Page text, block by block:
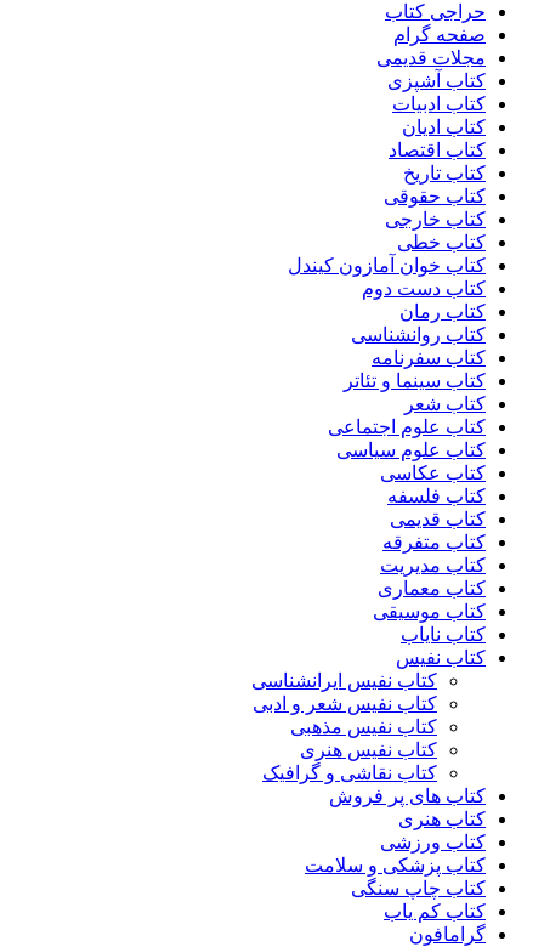
حراجی کتاب
صفحه گرام
مجلات قدیمی
کتاب آشپزی
کتاب ادبیات
کتاب ادیان
کتاب اقتصاد
کتاب تاریخ
کتاب حقوقی
کتاب خارجی
کتاب خطی
کتاب خوان آمازون کیندل
کتاب دست دوم
کتاب رمان
کتاب روانشناسی
کتاب سفرنامه
کتاب سینما و تئاتر
کتاب شعر
کتاب علوم اجتماعی
کتاب علوم سیاسی
کتاب عکاسی
کتاب فلسفه
کتاب قدیمی
کتاب متفرقه
کتاب مدیریت
کتاب معماری
کتاب موسیقی
کتاب نایاب
کتاب نفیس
کتاب نفیس ایرانشناسی
کتاب نفیس شعر و ادبی
کتاب نفیس مذهبی
کتاب نفیس هنری
کتاب نقاشی و گرافیک
کتاب های پر فروش
کتاب هنری
کتاب ورزشی
کتاب پزشکی و سلامت
کتاب چاپ سنگی
کتاب کم یاب
گرامافون